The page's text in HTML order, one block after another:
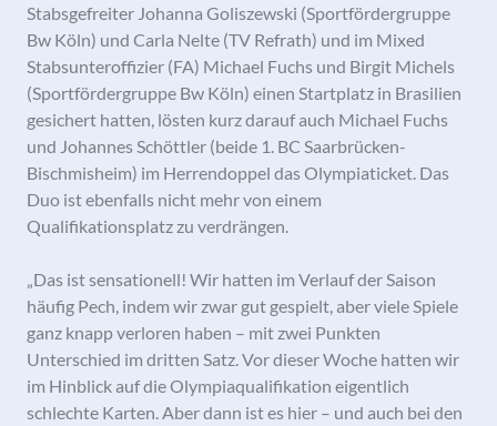
Stabsgefreiter Johanna Goliszewski (Sportfördergruppe
Bw Köln) und Carla Nelte (TV Refrath) und im Mixed
Stabsunteroffizier (FA) Michael Fuchs und Birgit Michels
(Sportfördergruppe Bw Köln) einen Startplatz in Brasilien
gesichert hatten, lösten kurz darauf auch Michael Fuchs
und Johannes Schöttler (beide 1. BC Saarbrücken-
Bischmisheim) im Herrendoppel das Olympiaticket. Das
Duo ist ebenfalls nicht mehr von einem
Qualifikationsplatz zu verdrängen.
„Das ist sensationell! Wir hatten im Verlauf der Saison
häufig Pech, indem wir zwar gut gespielt, aber viele Spiele
ganz knapp verloren haben – mit zwei Punkten
Unterschied im dritten Satz. Vor dieser Woche hatten wir
im Hinblick auf die Olympiaqualifikation eigentlich
schlechte Karten. Aber dann ist es hier – und auch bei den